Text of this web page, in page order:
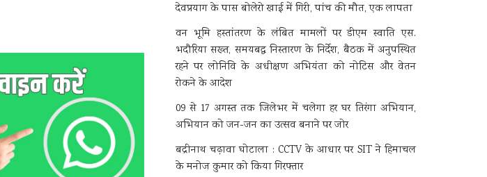
देवप्रयाग के पास बोलेरो खाई में गिरी, पांच की मौत, एक लापता
वन भूमि हस्तांतरण के लंबित मामलों पर डीएम स्वाति एस.
भदौरिया सख्त, समयबद्ध निस्तारण के निर्देश, बैठक में अनुपस्थित
रहने पर लोनिवि के अधीक्षण अभियंता को नोटिस और वेतन
रोकने के आदेश
09 से 17 अगस्त तक जिलेभर में चलेगा हर घर तिरंगा अभियान,
अभियान को जन-जन का उत्सव बनाने पर जोर
बद्रीनाथ चढ़ावा घोटाला : CCTV के आधार पर SIT ने हिमाचल
के मनोज कुमार को किया गिरफ्तार